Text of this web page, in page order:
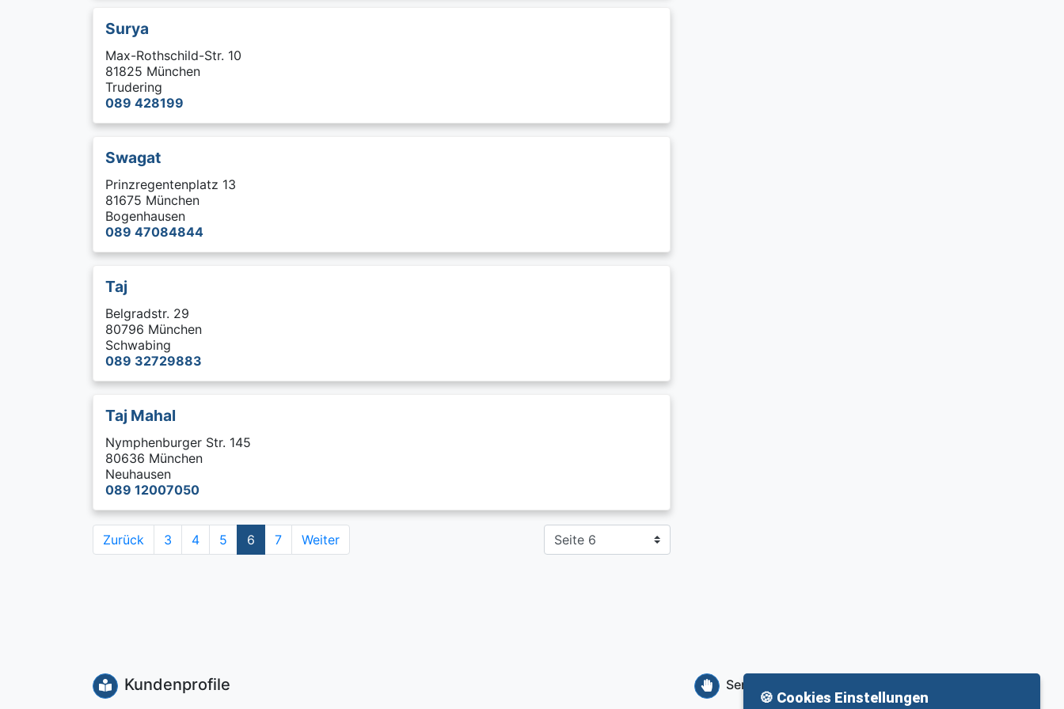
Surya
Max-Rothschild-Str. 10
81825 München
Trudering
089 428199
Swagat
Prinzregentenplatz 13
81675 München
Bogenhausen
089 47084844
Taj
Belgradstr. 29
80796 München
Schwabing
089 32729883
Taj Mahal
Nymphenburger Str. 145
80636 München
Neuhausen
089 12007050
Zurück 3 4 5 6 7 Weiter
Kundenprofile
Service
🍪 Cookies Einstellungen